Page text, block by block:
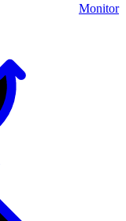
Monitor